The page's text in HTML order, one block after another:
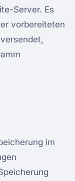
Server. Es
vorbereiteten
im